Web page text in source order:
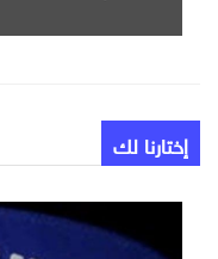
إختارنا لك